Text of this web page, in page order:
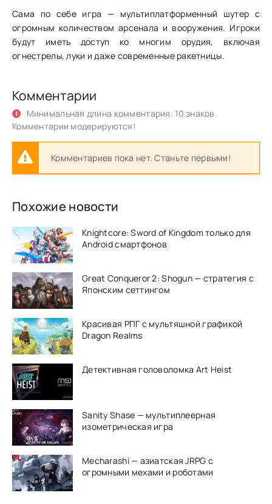
Сама по себе игра — мультиплатформенный шутер с
огромным количеством арсенала и вооружения. Игроки
будут иметь доступ ко многим орудия, включая
огнестрелы, луки и даже современные ракетницы.
Комментарии
Минимальная длина комментария: 10 знаков.
Комментарии модерируются!
Комментариев пока нет. Станьте первыми!
Похожие новости
Knightcore: Sword of Kingdom только для
Android смартфонов
Great Conqueror 2: Shogun — стратегия с
Японским сеттингом
Красивая РПГ с мультяшной графикой
Dragon Realms
Детективная головоломка Art Heist
Sanity Shase — мультиплеерная
изометрическая игра
Mecharashi — азиатская JRPG с
огромными мехами и роботами